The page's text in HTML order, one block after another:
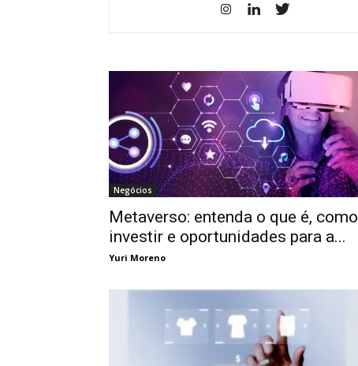
Negócios
Metaverso: entenda o que é, como
investir e oportunidades para a...
Yuri Moreno